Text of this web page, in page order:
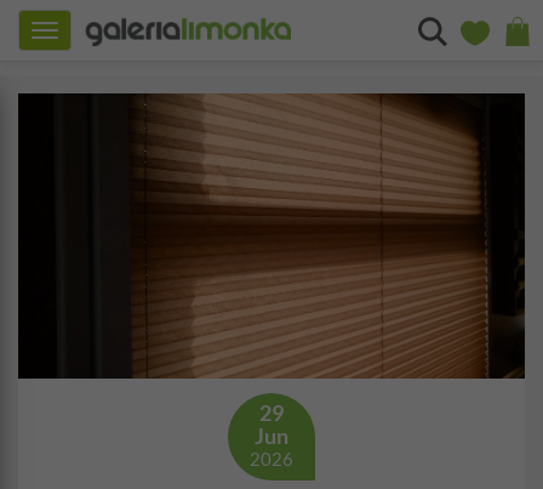
Toggle
navigation
29
Jun
2026